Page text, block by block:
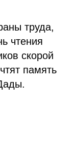
труда,
чтения
скорой
память